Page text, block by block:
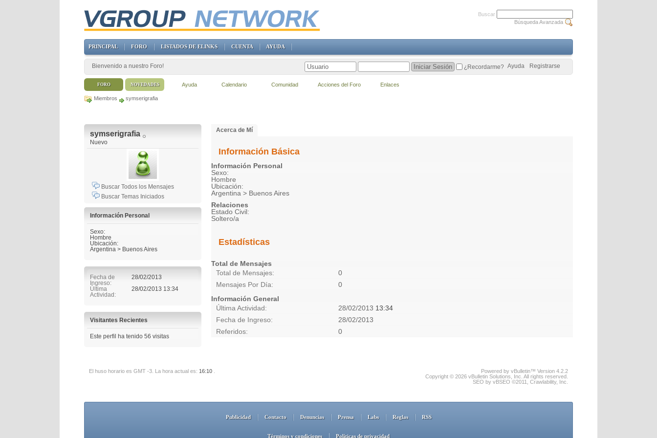
Miembros symserigrafia
symserigrafia
Nuevo
Buscar Todos los Mensajes
Buscar Temas Iniciados
Información Personal
Sexo:
Hombre
Ubicación:
Argentina > Buenos Aires
Fecha de
Ingreso
28/02/2013
Última
Actividad
28/02/2013 13:34
Visitantes Recientes
Este perfil ha tenido 56 visitas
Acerca de Mí
Información Básica
Información Personal
Sexo:
Hombre
Ubicación:
Argentina > Buenos Aires
Relaciones
Estado Civil:
Soltero/a
Estadísticas
Total de Mensajes
Total de Mensajes
0
Mensajes Por Día
0
Información General
Última Actividad
28/02/2013 13:34
Fecha de Ingreso
28/02/2013
Referidos
0
El huso horario es GMT -3. La hora actual es: 16:10
Powered by vBulletin™ Version 4.2.2
Copyright © 2026 vBulletin Solutions, Inc. All rights reserved.
SEO by vBSEO ©2011, Crawlability, Inc.
Publicidad Contacto Denuncias Prensa Labs Reglas RSS
Términos y condiciones Políticas de privacidad
Buscar
Búsqueda Avanzada
PRINCIPAL FORO LISTADOS DE ELINKS CUENTA AYUDA
Bienvenido a nuestro Foro! Registrarse
Ayuda
¿Recordarme?
FORO Ayuda Calendario Comunidad Acciones del Foro Enlaces
NOVEDADES